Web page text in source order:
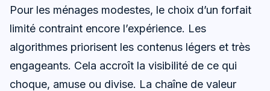
Pour les ménages modestes, le choix d’un forfait
limité contraint encore l’expérience. Les
algorithmes priorisent les contenus légers et très
engageants. Cela accroît la visibilité de ce qui
choque, amuse ou divise. La chaîne de valeur